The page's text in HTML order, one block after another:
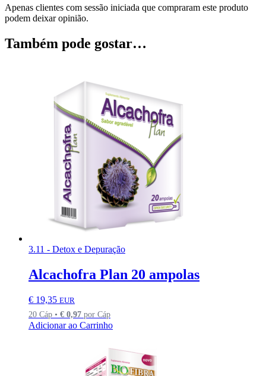
Apenas clientes com sessão iniciada que compraram este produto
podem deixar opinião.
Também pode gostar…
3.11 - Detox e Depuração
Alcachofra Plan 20 ampolas
€ 19,35 EUR
20 Cáp • € 0,97 por Cáp
Adicionar ao Carrinho